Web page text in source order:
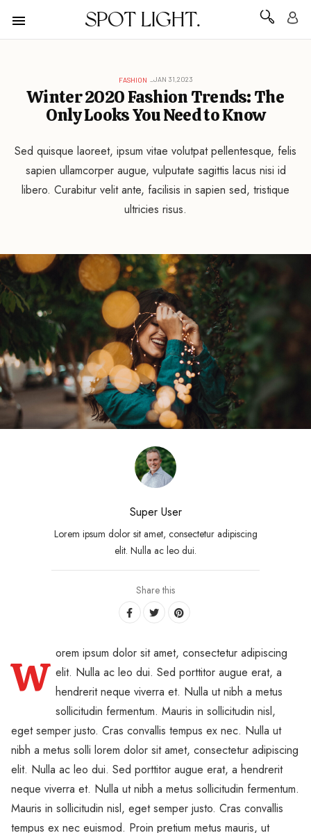
SPOT LIGHT.
FASHION JAN 31,2023
Winter 2020 Fashion Trends: The
Only Looks You Need to Know
Sed quisque laoreet, ipsum vitae volutpat pellentesque, felis
sapien ullamcorper augue, vulputate sagittis lacus nisi id
libero. Curabitur velit ante, facilisis in sapien sed, tristique
ultricies risus.
Super User
Lorem ipsum dolor sit amet, consectetur adipiscing
elit. Nulla ac leo dui.
Share this
W orem ipsum dolor sit amet, consectetur adipiscing
elit. Nulla ac leo dui. Sed porttitor augue erat, a
hendrerit neque viverra et. Nulla ut nibh a metus
sollicitudin fermentum. Mauris in sollicitudin nisl,
eget semper justo. Cras convallis tempus ex nec. Nulla ut
nibh a metus solli lorem dolor sit amet, consectetur adipiscing
elit. Nulla ac leo dui. Sed porttitor augue erat, a hendrerit
neque viverra et. Nulla ut nibh a metus sollicitudin fermentum.
Mauris in sollicitudin nisl, eget semper justo. Cras convallis
tempus ex nec euismod. Proin pretium metus mauris, ut